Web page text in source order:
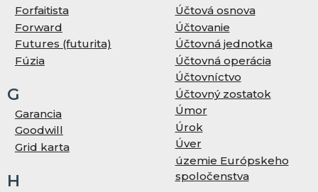
Forfaitista
Forward
Futures (futurita)
Fúzia
G
Garancia
Goodwill
Grid karta
H
Účtová osnova
Účtovanie
Účtovná jednotka
Účtovná operácia
Účtovníctvo
Účtovný zostatok
Úmor
Úrok
Úver
územie Európskeho
spoločenstva